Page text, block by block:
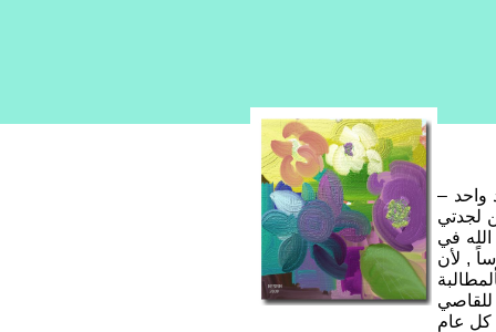
واحد –
عليكم ) .ولدت في بغداد عام 1940 م , ولكن لجدتي
في
, لأن
) عيداً لميلادي من كل عام